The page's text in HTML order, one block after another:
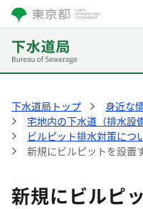
下水道局トップ
身近な
宅地内の下水道（排水設
ビルピット排水対策につ
新規にビルピットを設置
新規にビルピ